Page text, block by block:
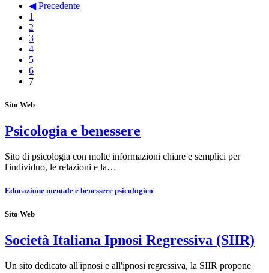
◀ Precedente
1
2
3
4
5
6
7
Sito Web
Psicologia e benessere
Sito di psicologia con molte informazioni chiare e semplici per
l'individuo, le relazioni e la…
Educazione mentale e benessere psicologico
Sito Web
Società Italiana Ipnosi Regressiva (SIIR)
Un sito dedicato all'ipnosi e all'ipnosi regressiva, la SIIR propone